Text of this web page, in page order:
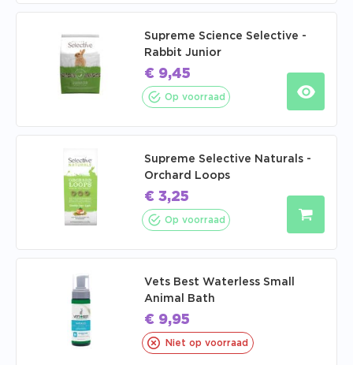
Supreme Science Selective -
Rabbit Junior
€ 9,45
Op voorraad
Supreme Selective Naturals -
Orchard Loops
€ 3,25
Op voorraad
Vets Best Waterless Small
Animal Bath
€ 9,95
Niet op voorraad